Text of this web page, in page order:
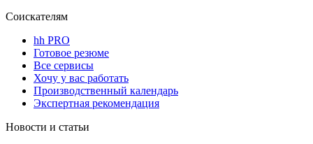
Соискателям
hh PRO
Готовое резюме
Все сервисы
Хочу у вас работать
Производственный календарь
Экспертная рекомендация
Новости и статьи